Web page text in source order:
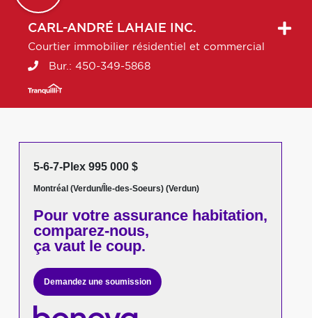
CARL-ANDRÉ LAHAIE INC.
Courtier immobilier résidentiel et commercial
Bur.: 450-349-5868
5-6-7-Plex 995 000 $
Montréal (Verdun/Île-des-Soeurs) (Verdun)
Pour votreassurance habitation,
comparez-nous,
ça vaut le coup.
Demandez une soumission